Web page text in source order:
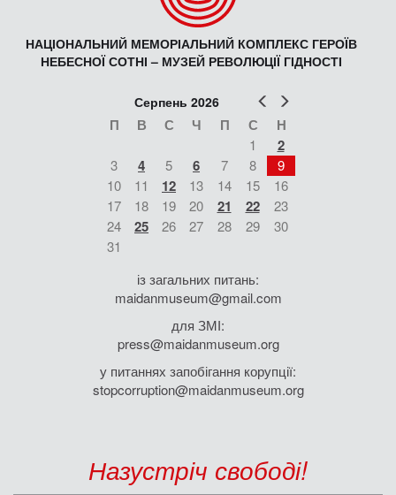
НАЦІОНАЛЬНИЙ МЕМОРІАЛЬНИЙ КОМПЛЕКС ГЕРОЇВ
НЕБЕСНОЇ СОТНІ – МУЗЕЙ РЕВОЛЮЦІЇ ГІДНОСТІ
Попер
Серпень 2026
П В С Ч П С Н
1 2
3 4 5 6 7 8
9
10
11 12 13 14 15
16
17
18 19 20 21 22
23
24
25 26 27 28 29
30
31
із загальних питань:
maidanmuseum@gmail.com
для ЗМІ:
press@maidanmuseum.org
у питаннях запобігання корупції:
stopcorruption@maidanmuseum.org
Назустріч свободі!